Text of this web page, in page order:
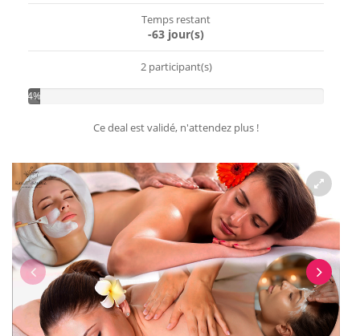
Temps restant
-63 jour(s)
2 participant(s)
4%
Ce deal est validé, n'attendez plus !